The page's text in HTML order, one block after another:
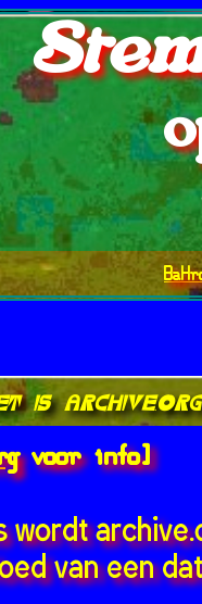
archive.org
voor info]
wordt
van een